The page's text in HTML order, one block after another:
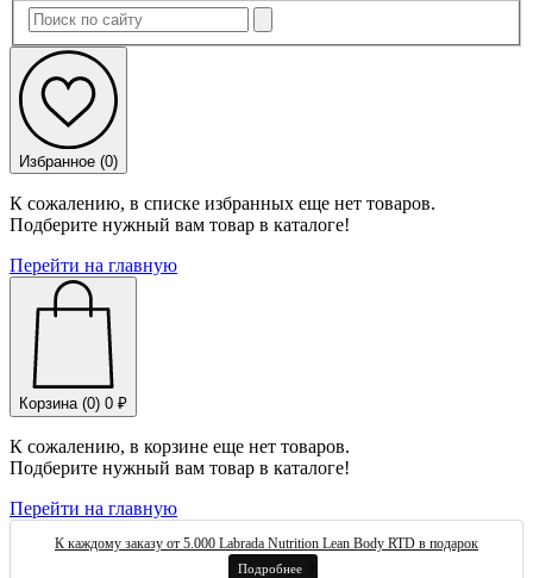
Избранное (0)
К сожалению, в списке избранных еще нет товаров.
Подберите нужный вам товар в каталоге!
Перейти на главную
Корзина (0) 0 ₽
К сожалению, в корзине еще нет товаров.
Подберите нужный вам товар в каталоге!
Перейти на главную
К каждому заказу от 5.000 Labrada Nutrition Lean Body RTD в подарок
Подробнее